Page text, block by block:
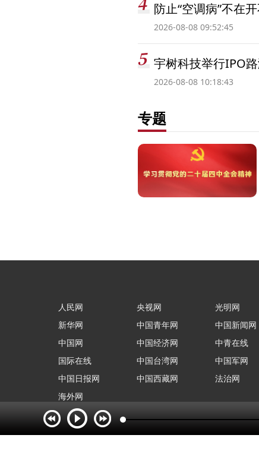
防止“空调病”不在
2026-08-08 09:52:45
宇树科技举行IPO
2026-08-08 10:18:43
专题
人民网
新华网
中国网
国际在线
中国日报网
海外网
央视网
中国青年网
中国经济网
中国台湾网
中国西藏网
光明网
中国新闻网
中青在线
中国军网
法治网